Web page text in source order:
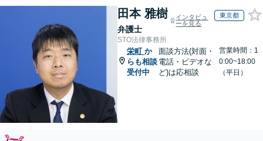
田本 雅樹
弁護士
インタビュ
ーを見る
東京都
STO法律事務所
栄町 か
らも相談
受付中
面談方法(対面・
電話・ビデオな
ど)は応相談
営業時間：1
0:00~18:00
（平日）